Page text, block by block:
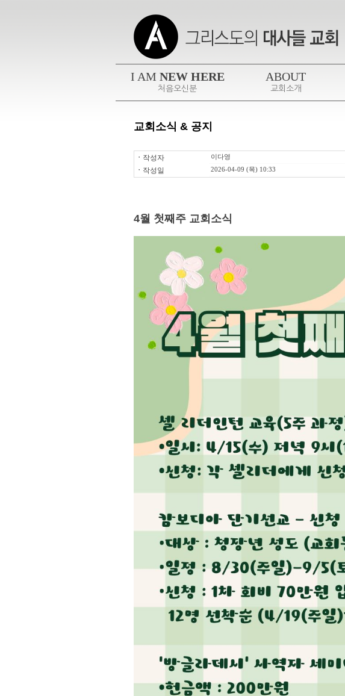
I AM NEW HERE
처음오신분
ABOUT
교회소개
교회소식 & 공지
ㆍ 작성자 이다영
ㆍ 작성일 2026-04-09 (목) 10:33
4월 첫째주 교회소식